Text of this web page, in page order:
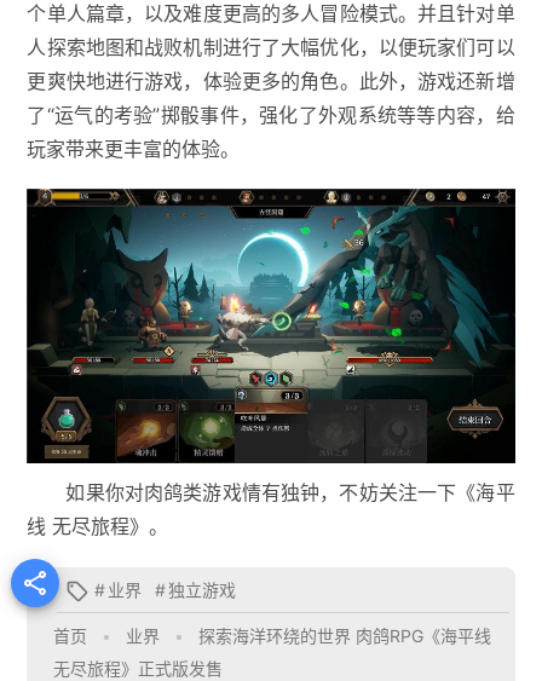
个单人篇章，以及难度更高的多人冒险模式。并且针对单
人探索地图和战败机制进行了大幅优化，以便玩家们可以
更爽快地进行游戏，体验更多的角色。此外，游戏还新增
了“运气的考验”掷骰事件，强化了外观系统等等内容，给
玩家带来更丰富的体验。
如果你对肉鸽类游戏情有独钟，不妨关注一下《海平
线 无尽旅程》。
  #业界 #独立游戏
首页 • 业界 •
探索海洋环绕的世界 肉鸽RPG《海平线
无尽旅程》正式版发售